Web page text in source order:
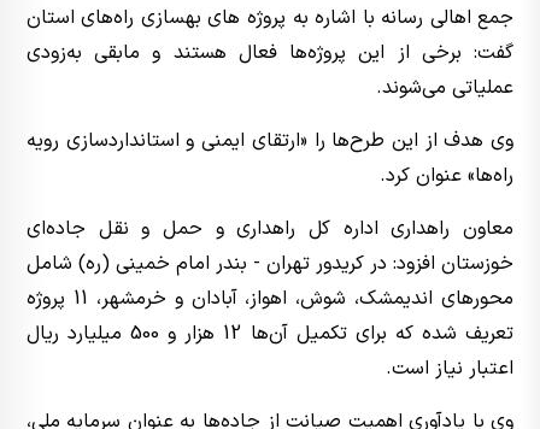
جمع اهالی رسانه با اشاره به پروژه های بهسازی راه‌های استان
گفت: برخی از این پروژه‌ها فعال هستند و مابقی به‌زودی
عملیاتی می‌شوند.
وی هدف از این طرح‌ها را «ارتقای ایمنی و استانداردسازی رویه
راه‌ها» عنوان کرد.
معاون راهداری اداره کل راهداری و حمل و نقل جاده‌ای
خوزستان افزود: در کریدور تهران - بندر امام خمینی (ره) شامل
محورهای اندیمشک، شوش، اهواز، آبادان و خرمشهر، 11 پروژه
تعریف شده که برای تکمیل آن‌ها 12 هزار و 500 میلیارد ریال
اعتبار نیاز است.
وی با یادآوری اهمیت صیانت از جاده‌ها به عنوان سرمایه ملی،